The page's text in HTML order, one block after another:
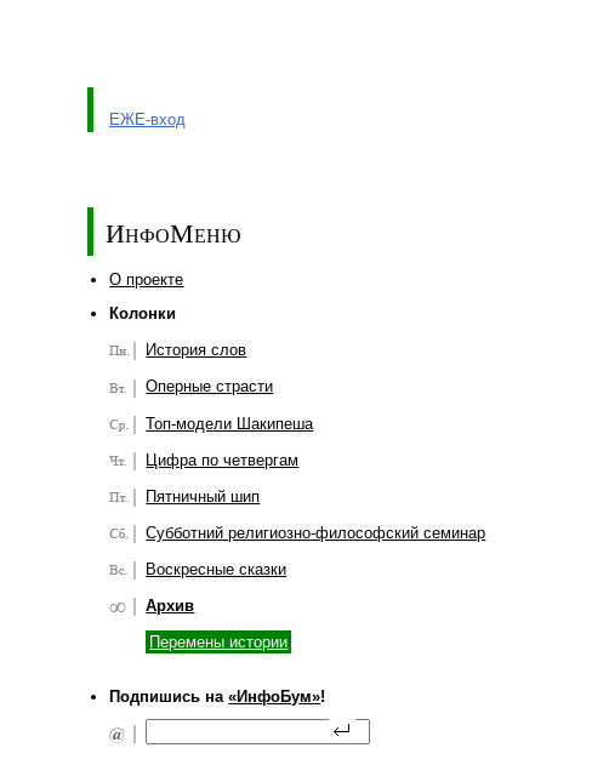
ЕЖЕ-вход
ИнфоМеню
О проекте
Колонки
История слов
Оперные страсти
Топ-модели Шакипеша
Цифра по четвергам
Пятничный шип
Субботний религиозно-философский семинар
Воскресные сказки
Архив
Перемены истории
Подпишись на«ИнфоБум»!